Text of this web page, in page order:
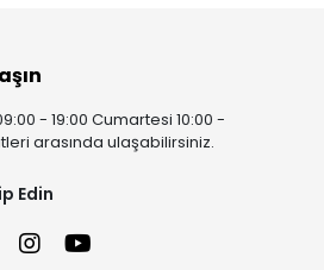
- 19:00 Cumartesi 10:00 -
arasında ulaşabilirsiniz.
Edin